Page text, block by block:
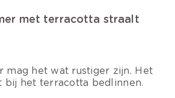
met terracotta straalt
mag het wat rustiger zijn. Het
bij het terracotta bedlinnen.